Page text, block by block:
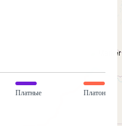
Платные Платон